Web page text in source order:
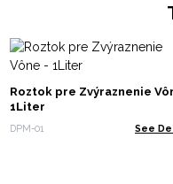
Roztok pre Zvýraznenie
1Liter
DPM-01 See